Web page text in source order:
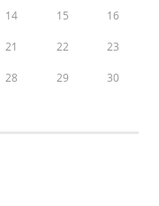
14 15 16
21 22 23
28 29 30